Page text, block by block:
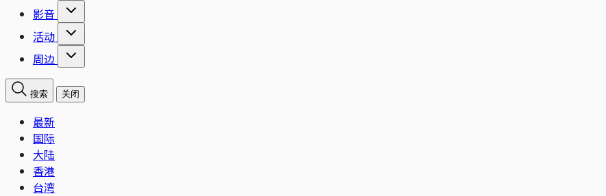
影音
活动
周边
搜索 关闭
最新
国际
大陆
香港
台湾